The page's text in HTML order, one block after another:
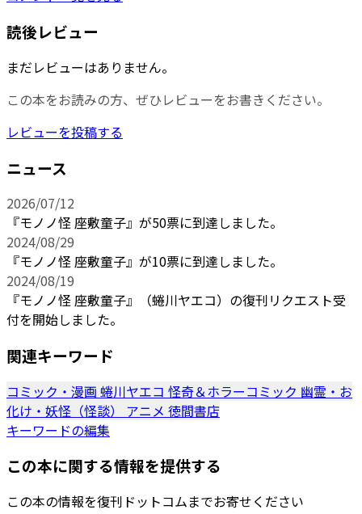
読後レビュー
まだレビューはありません。
この本をお読みの方、ぜひレビューをお書きください。
レビューを投稿する
ニュース
2026/07/12
『モノノ怪 座敷童子』が50票に到達しました。
2024/08/29
『モノノ怪 座敷童子』が10票に到達しました。
2024/08/19
『モノノ怪 座敷童子』（蜷川ヤエコ）の復刊リクエスト受
付を開始しました。
関連キーワード
コミック・漫画 蜷川ヤエコ 怪奇＆ホラーコミック 幽霊・お
化け・妖怪（怪談） アニメ 徳間書店
キーワードの編集
この本に関する情報を提供する
この本の情報を復刊ドットコムまでお寄せください